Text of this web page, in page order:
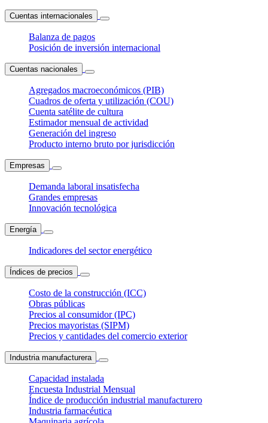
Cuentas internacionales
Balanza de pagos
Posición de inversión internacional
Cuentas nacionales
Agregados macroeconómicos (PIB)
Cuadros de oferta y utilización (COU)
Cuenta satélite de cultura
Estimador mensual de actividad
Generación del ingreso
Producto interno bruto por jurisdicción
Empresas
Demanda laboral insatisfecha
Grandes empresas
Innovación tecnológica
Energía
Indicadores del sector energético
Índices de precios
Costo de la construcción (ICC)
Obras públicas
Precios al consumidor (IPC)
Precios mayoristas (SIPM)
Precios y cantidades del comercio exterior
Industria manufacturera
Capacidad instalada
Encuesta Industrial Mensual
Índice de producción industrial manufacturero
Industria farmacéutica